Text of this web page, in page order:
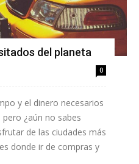
del planeta
0
y el dinero necesarios
¿aún no sabes
de las ciudades más
donde ir de compras y